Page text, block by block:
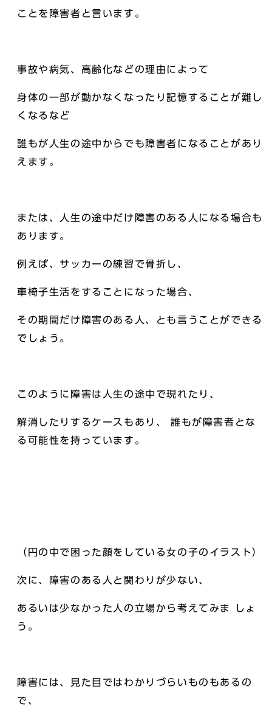
ことを障害者と言います。
事故や病気、高齢化などの理由によって
身体の一部が動かなくなったり記憶することが難し
くなるなど
誰もが人生の途中からでも障害者になることがあり
えます。
または、人生の途中だけ障害のある人になる場合も
あります。
例えば、サッカーの練習で骨折し、
車椅子生活をすることになった場合、
その期間だけ障害のある人、とも言うことができる
でしょう。
このように障害は人生の途中で現れたり、
解消したりするケースもあり、 誰もが障害者とな
る可能性を持っています。
（円の中で困った顔をしている女の子のイラスト）
次に、障害のある人と関わりが少ない、
あるいは少なかった人の立場から考えてみま しょ
う。
障害には、見た目ではわかりづらいものもあるの
で、